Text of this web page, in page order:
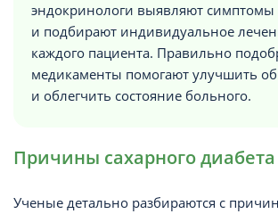
эндокринологи выявляют симптомы
и подбирают индивидуальное
каждого пациента. Правильно
медикаменты помогают улучшить
и облегчить состояние больного.
Причины сахарного диабета
Ученые детально разбираются с